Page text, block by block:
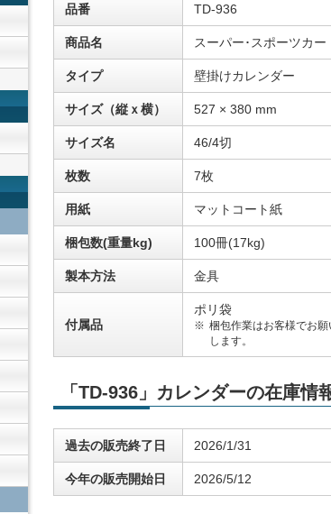
品番 TD-936
商品名 スーパー･スポーツカー
タイプ 壁掛けカレンダー
サイズ（縦ｘ横） 527 × 380 mm
サイズ名 46/4切
枚数 7枚
用紙 マットコート紙
梱包数(重量kg) 100冊(17kg)
製本方法 金具
付属品
ポリ袋
梱包作業はお客様でお願
します。
「TD-936」カレンダーの在庫情
過去の販売終了日 2026/1/31
今年の販売開始日 2026/5/12